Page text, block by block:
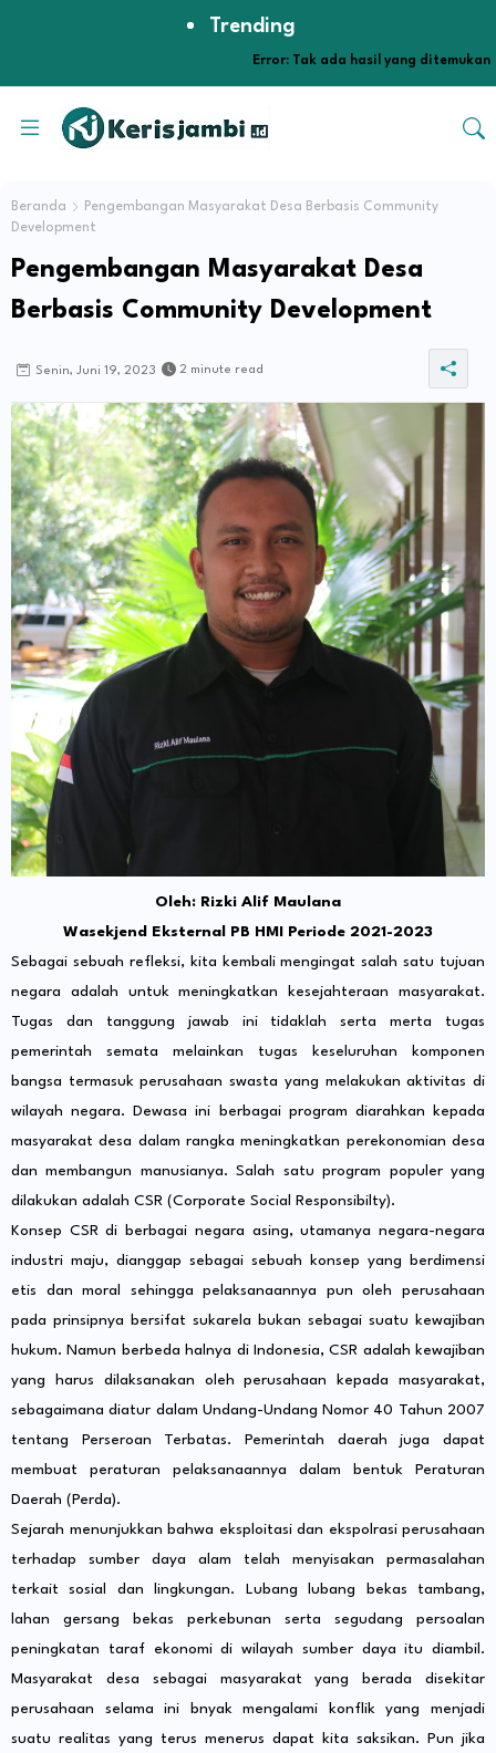
Trending
Error: Tak ada hasil yang ditemukan
Beranda
Pengembangan Masyarakat Desa Berbasis Community
Development
Pengembangan Masyarakat Desa
Berbasis Community Development
Senin, Juni 19, 2023 2 minute read
Oleh: Rizki Alif Maulana
Wasekjend Eksternal PB HMI Periode 2021-2023
Sebagai sebuah refleksi, kita kembali mengingat salah satu tujuan
negara adalah untuk meningkatkan kesejahteraan masyarakat.
Tugas dan tanggung jawab ini tidaklah serta merta tugas
pemerintah semata melainkan tugas keseluruhan komponen
bangsa termasuk perusahaan swasta yang melakukan aktivitas di
wilayah negara. Dewasa ini berbagai program diarahkan kepada
masyarakat desa dalam rangka meningkatkan perekonomian desa
dan membangun manusianya. Salah satu program populer yang
dilakukan adalah CSR (Corporate Social Responsibilty).
Konsep CSR di berbagai negara asing, utamanya negara-negara
industri maju, dianggap sebagai sebuah konsep yang berdimensi
etis dan moral sehingga pelaksanaannya pun oleh perusahaan
pada prinsipnya bersifat sukarela bukan sebagai suatu kewajiban
hukum. Namun berbeda halnya di Indonesia, CSR adalah kewajiban
yang harus dilaksanakan oleh perusahaan kepada masyarakat,
sebagaimana diatur dalam Undang-Undang Nomor 40 Tahun 2007
tentang Perseroan Terbatas. Pemerintah daerah juga dapat
membuat peraturan pelaksanaannya dalam bentuk Peraturan
Daerah (Perda).
Sejarah menunjukkan bahwa eksploitasi dan ekspolrasi perusahaan
terhadap sumber daya alam telah menyisakan permasalahan
terkait sosial dan lingkungan. Lubang lubang bekas tambang,
lahan gersang bekas perkebunan serta segudang persoalan
peningkatan taraf ekonomi di wilayah sumber daya itu diambil.
Masyarakat desa sebagai masyarakat yang berada disekitar
perusahaan selama ini bnyak mengalami konflik yang menjadi
suatu realitas yang terus menerus dapat kita saksikan. Pun jika